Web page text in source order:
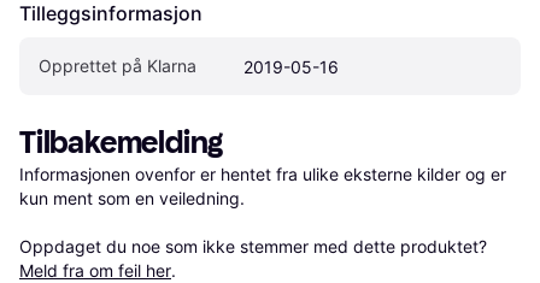
Tilleggsinformasjon
Opprettet på Klarna 2019-05-16
Tilbakemelding
Informasjonen ovenfor er hentet fra ulike eksterne kilder og er
kun ment som en veiledning.
Oppdaget du noe som ikke stemmer med dette produktet?
Meld fra om feil her.